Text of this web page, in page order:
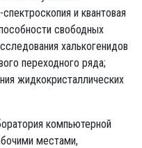
и квантовая
свободных
халькогенидов
переходного ряда;
жидкокристаллических
компьютерной
местами,